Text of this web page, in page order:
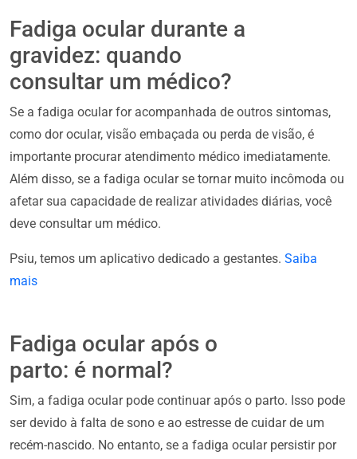
Fadiga ocular durante a
gravidez: quando
consultar um médico?
Se a fadiga ocular for acompanhada de outros sintomas,
como dor ocular, visão embaçada ou perda de visão, é
importante procurar atendimento médico imediatamente.
Além disso, se a fadiga ocular se tornar muito incômoda ou
afetar sua capacidade de realizar atividades diárias, você
deve consultar um médico.
Psiu, temos um aplicativo dedicado a gestantes. Saiba
mais
Fadiga ocular após o
parto: é normal?
Sim, a fadiga ocular pode continuar após o parto. Isso pode
ser devido à falta de sono e ao estresse de cuidar de um
recém-nascido. No entanto, se a fadiga ocular persistir por